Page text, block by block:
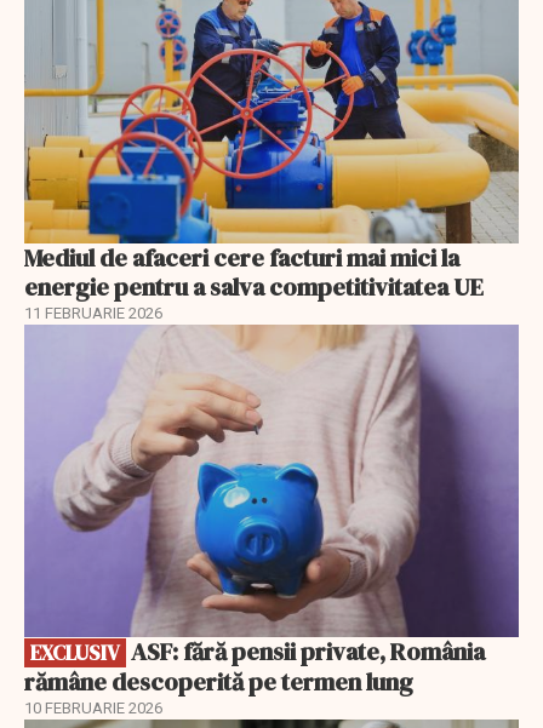
Mediul de afaceri cere facturi mai mici la
energie pentru a salva competitivitatea UE
11 FEBRUARIE 2026
EXCLUSIV
rămâne descoperită pe termen lung
10 FEBRUARIE 2026